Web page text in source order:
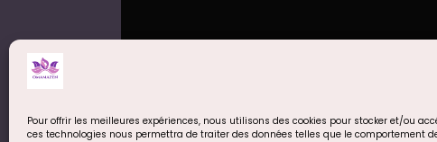
Pour offrir les meilleures expériences, nous utilisons des cookies pour stocker et/ou
ces technologies nous permettra de traiter des données telles que le comportement